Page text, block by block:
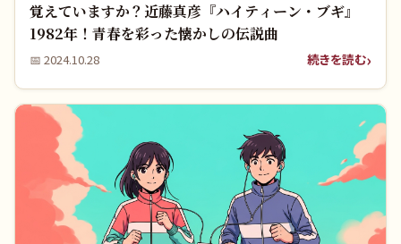
覚えていますか？近藤真彦『ハイティーン・ブギ』
1982年！青春を彩った懐かしの伝説曲
📅 2024.10.28 続きを読む